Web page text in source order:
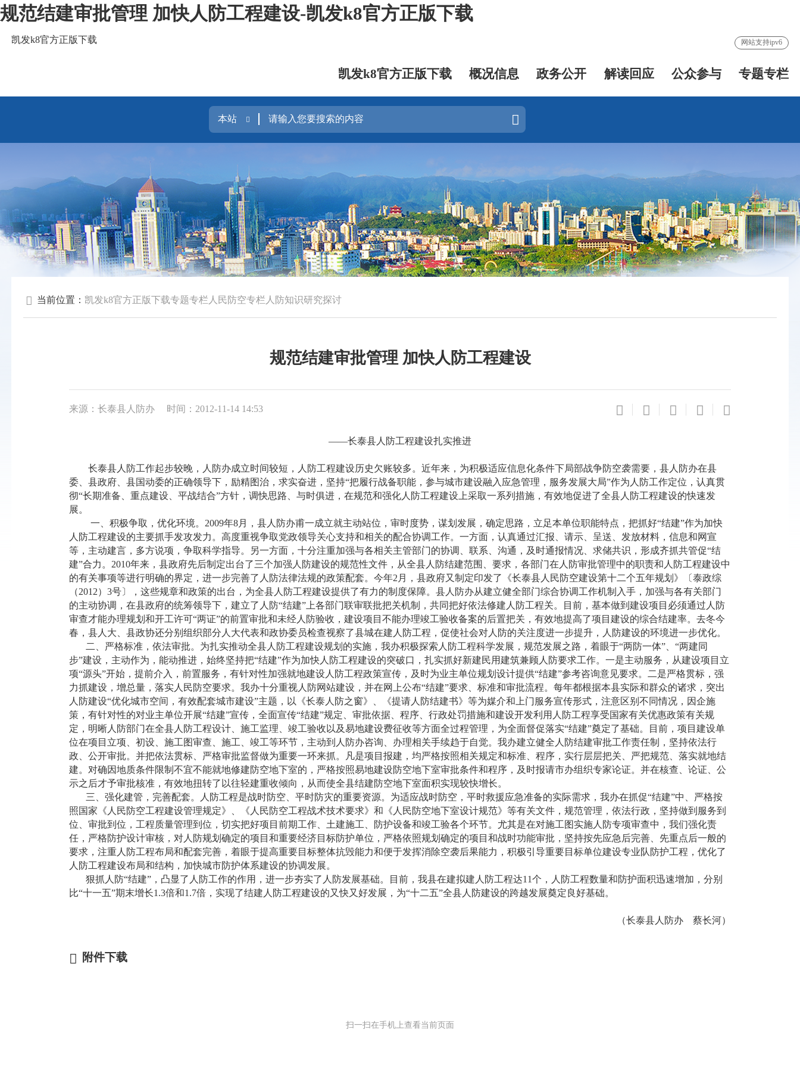
规范结建审批管理 加快人防工程建设-凯发k8官方正版下载
凯发k8官方正版下载 网站支持ipv6
凯发k8官方正版下载 概况信息 政务公开 解读回应 公众参与 专题专栏
当前位置： 凯发k8官方正版下载专题专栏 人民防空专栏 人防知识研究探讨
规范结建审批管理 加快人防工程建设
来源：长泰县人防办 时间：2012-11-14 14:53
——长泰县人防工程建设扎实推进
长泰县人防工作起步较晚，人防办成立时间较短，人防工程建设历史欠账较多。近年来，为积极适应信息化条件下局部战争防空袭需要，县人防办在县
委、县政府、县国动委的正确领导下，励精图治，求实奋进，坚持“把履行战备职能，参与城市建设融入应急管理，服务发展大局”作为人防工作定位，认真贯
彻“长期准备、重点建设、平战结合”方针，调快思路、与时俱进，在规范和强化人防工程建设上采取一系列措施，有效地促进了全县人防工程建设的快速发
展。
一、积极争取，优化环境。2009年8月，县人防办甫一成立就主动站位，审时度势，谋划发展，确定思路，立足本单位职能特点，把抓好“结建”作为加快
人防工程建设的主要抓手发攻发力。高度重视争取党政领导关心支持和相关的配合协调工作。一方面，认真通过汇报、请示、呈送、发放材料，信息和网宣
等，主动建言，多方说项，争取科学指导。另一方面，十分注重加强与各相关主管部门的协调、联系、沟通，及时通报情况、求储共识，形成齐抓共管促“结
建”合力。2010年来，县政府先后制定出台了三个加强人防建设的规范性文件，从全县人防结建范围、要求，各部门在人防审批管理中的职责和人防工程建设中
的有关事项等进行明确的界定，进一步完善了人防法律法规的政策配套。今年2月，县政府又制定印发了《长泰县人民防空建设第十二个五年规划》〔泰政综
（2012）3号〕，这些规章和政策的出台，为全县人防工程建设提供了有力的制度保障。县人防办从建立健全部门综合协调工作机制入手，加强与各有关部门
的主动协调，在县政府的统筹领导下，建立了人防“结建”上各部门联审联批把关机制，共同把好依法修建人防工程关。目前，基本做到建设项目必须通过人防
审查才能办理规划和开工许可“两证”的前置审批和未经人防验收，建设项目不能办理竣工验收备案的后置把关，有效地提高了项目建设的综合结建率。去冬今
春，县人大、县政协还分别组织部分人大代表和政协委员检查视察了县城在建人防工程，促使社会对人防的关注度进一步提升，人防建设的环境进一步优化。
二、严格标准，依法审批。为扎实推动全县人防工程建设规划的实施，我办积极探索人防工程科学发展，规范发展之路，着眼于“两防一体”、“两建同
步”建设，主动作为，能动推进，始终坚持把“结建”作为加快人防工程建设的突破口，扎实抓好新建民用建筑兼顾人防要求工作。一是主动服务，从建设项目立
项“源头”开始，提前介入，前置服务，有针对性加强就地建设人防工程政策宣传，及时为业主单位规划设计提供“结建”参考咨询意见要求。二是严格贯标，强
力抓建设，增总量，落实人民防空要求。我办十分重视人防网站建设，并在网上公布“结建”要求、标准和审批流程。每年都根据本县实际和群众的诸求，突出
人防建设“优化城市空间，有效配套城市建设”主题，以《长泰人防之窗》、《提请人防结建书》等为媒介和上门服务宣传形式，注意区别不同情况，因企施
策，有针对性的对业主单位开展“结建”宣传，全面宣传“结建”规定、审批依据、程序、行政处罚措施和建设开发利用人防工程享受国家有关优惠政策有关规
定，明晰人防部门在全县人防工程设计、施工监理、竣工验收以及易地建设费征收等方面全过程管理，为全面督促落实“结建”奠定了基础。目前，项目建设单
位在项目立项、初设、施工图审查、施工、竣工等环节，主动到人防办咨询、办理相关手续趋于自觉。我办建立健全人防结建审批工作责任制，坚持依法行
政、公开审批。并把依法贯标、严格审批监督做为重要一环来抓。凡是项目报建，均严格按照相关规定和标准、程序，实行层层把关、严把规范、落实就地结
建。对确因地质条件限制不宜不能就地修建防空地下室的，严格按照易地建设防空地下室审批条件和程序，及时报请市办组织专家论证。并在核查、论证、公
示之后才予审批核准，有效地扭转了以往轻建重收倾向，从而使全县结建防空地下室面积实现较快增长。
三、强化建管，完善配套。人防工程是战时防空、平时防灾的重要资源。为适应战时防空，平时救援应急准备的实际需求，我办在抓促“结建”中、严格按
照国家《人民防空工程建设管理规定》、《人民防空工程战术技术要求》和《人民防空地下室设计规范》等有关文件，规范管理，依法行政，坚持做到服务到
位、审批到位，工程质量管理到位，切实把好项目前期工作、土建施工、防护设备和竣工验各个环节。尤其是在对施工图实施人防专项审查中，我们强化责
任，严格防护设计审核，对人防规划确定的项目和重要经济目标防护单位，严格依照规划确定的项目和战时功能审批，坚持按先应急后完善、先重点后一般的
要求，注重人防工程布局和配套完善，着眼于提高重要目标整体抗毁能力和便于发挥消除空袭后果能力，积极引导重要目标单位建设专业队防护工程，优化了
人防工程建设布局和结构，加快城市防护体系建设的协调发展。
狠抓人防“结建”，凸显了人防工作的作用，进一步夯实了人防发展基础。目前，我县在建拟建人防工程达11个，人防工程数量和防护面积迅速增加，分别
比“十一五”期末增长1.3倍和1.7倍，实现了结建人防工程建设的又快又好发展，为“十二五”全县人防建设的跨越发展奠定良好基础。
（长泰县人防办 蔡长河）
附件下载
扫一扫在手机上查看当前页面